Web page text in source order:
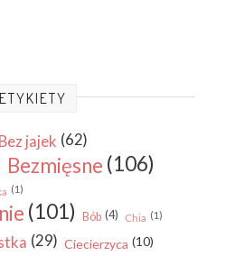
ETYKIETY
Bez jajek (62)
Bezmięsne (106)
(1)
(101) Bób (4) Chia (1)
(29) Ciecierzyca (10)